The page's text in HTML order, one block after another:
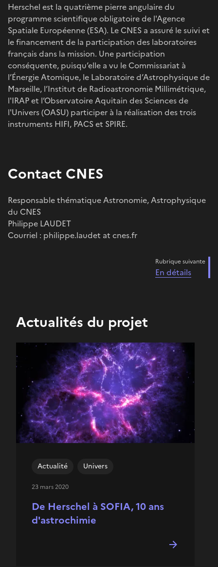
Herschel est la quatrième pierre angulaire du
programme scientifique obligatoire de l'Agence
Spatiale Européenne (ESA). Le CNES a assuré le suivi et
le financement de la participation des laboratoires
français dans la mission. Une participation
conséquente, puisqu’elle a vu le Commissariat à
l’Énergie Atomique, le Laboratoire d’Astrophysique de
Marseille, l’Institut de Radioastronomie Millimétrique,
l'IRAP et l’Observatoire Aquitain des Sciences de
l'Univers (OASU) participer à la réalisation des trois
instruments HIFI, PACS et SPIRE.
Contact CNES
Responsable thématique Astronomie, Astrophysique
du CNES
Philippe LAUDET
Courriel : philippe.laudet at cnes.fr
Rubrique suivante
En détails
Actualités du projet
De Herschel à SOFIA, 10 ans
d'astrochimie
Actualité Univers
23 mars 2020